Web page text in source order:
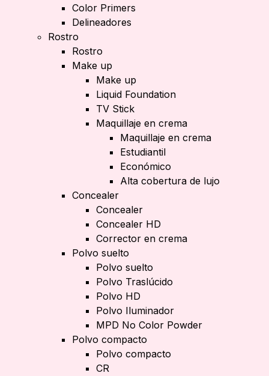
Color Primers
Delineadores
Rostro
Rostro
Make up
Make up
Liquid Foundation
TV Stick
Maquillaje en crema
Maquillaje en crema
Estudiantil
Económico
Alta cobertura de lujo
Concealer
Concealer
Concealer HD
Corrector en crema
Polvo suelto
Polvo suelto
Polvo Traslúcido
Polvo HD
Polvo Iluminador
MPD No Color Powder
Polvo compacto
Polvo compacto
CR